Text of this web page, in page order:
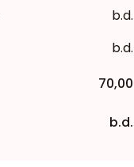
b.d.
b.d.
70,00
b.d.